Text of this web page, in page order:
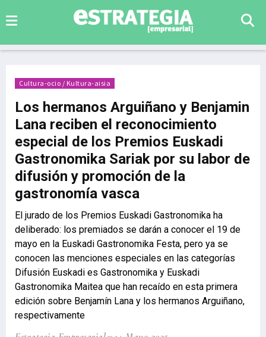
Cultura-ocio / Kultura-aisia
Los hermanos Arguiñano y Benjamin
Lana reciben el reconocimiento
especial de los Premios Euskadi
Gastronomika Sariak por su labor de
difusión y promoción de la
gastronomía vasca
El jurado de los Premios Euskadi Gastronomika ha
deliberado: los premiados se darán a conocer el 19 de
mayo en la Euskadi Gastronomika Festa, pero ya se
conocen las menciones especiales en las categorías
Difusión Euskadi es Gastronomika y Euskadi
Gastronomika Maitea que han recaído en esta primera
edición sobre Benjamín Lana y los hermanos Arguiñano,
respectivamente